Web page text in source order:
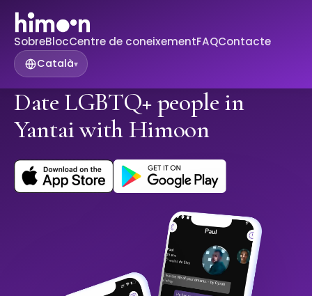
SobreBlocCentre de coneixementFAQContacte
Català▾
Date LGBTQ+ people in
Yantai with Himoon